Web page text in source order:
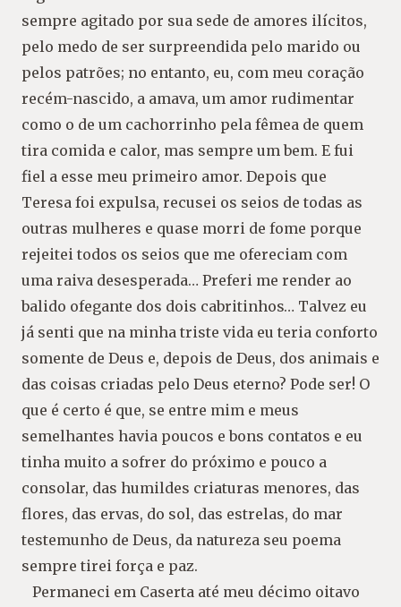
sempre agitado por sua sede de amores ilícitos,
pelo medo de ser surpreendida pelo marido ou
pelos patrões; no entanto, eu, com meu coração
recém-nascido, a amava, um amor rudimentar
como o de um cachorrinho pela fêmea de quem
tira comida e calor, mas sempre um bem. E fui
fiel a esse meu primeiro amor. Depois que
Teresa foi expulsa, recusei os seios de todas as
outras mulheres e quase morri de fome porque
rejeitei todos os seios que me ofereciam com
uma raiva desesperada… Preferi me render ao
balido ofegante dos dois cabritinhos… Talvez eu
já senti que na minha triste vida eu teria conforto
somente de Deus e, depois de Deus, dos animais e
das coisas criadas pelo Deus eterno? Pode ser! O
que é certo é que, se entre mim e meus
semelhantes havia poucos e bons contatos e eu
tinha muito a sofrer do próximo e pouco a
consolar, das humildes criaturas menores, das
flores, das ervas, do sol, das estrelas, do mar
testemunho de Deus, da natureza seu poema
sempre tirei força e paz.
Permaneci em Caserta até meu décimo oitavo